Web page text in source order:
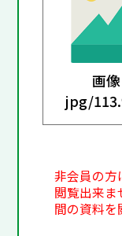
画像
jpg/
非会員の方
閲覧出来ま
間の資料を